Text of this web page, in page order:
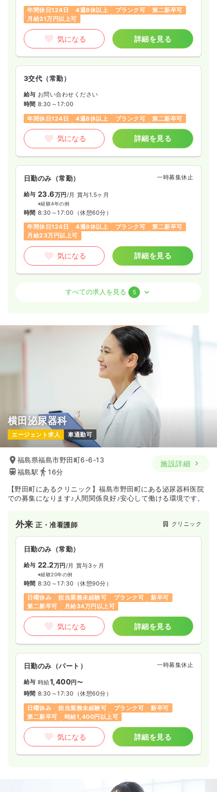
年間休日124日
4週8休以上 ブランク可
第二新卒可
月給31万円以上可
気になる 詳細を見る
3交代（常勤）
給与 お問い合わせください
時間 8:30～17:00
年間休日124日
4週8休以上 ブランク可 第二新卒可
気になる 詳細を見る
日勤のみ（常勤） 一時募集休止
給与 23.6万円 /月 賞与1.5ヶ月
※経験4年の例
時間 8:30～17:00 （休憩60分）
年間休日124日
4週8休以上 ブランク可
第二新卒可
月給23万円以上可
気になる 詳細を見る
正・准看護師
給与 賞与1.5ヶ月
（休憩60分）
年間休日124日
担当業務未経験可
月給30万円以上可
詳細を見る
外来正看護師
日勤のみ（常勤） 一時募集休止
給与 23.6万円 /月 賞与1.5ヶ月
※経験4年の例
年間休日124日
4週8休以上
ブランク可
気になる 詳細を見る
2交代（常勤）
給与 27.3〜31.3 万円/月 賞与2.5ヶ月
時間 8:30～17:00（休憩60分）
月給31万円以上可
気になる 詳細を見る
日勤のみ（パート）
給与 1,300
時間 8:30～17:00（休憩60分）
気になる 詳細を見る
すべての求人を見る 5
横田泌尿器科
エージェント求人 車通勤可
福島県福島市野田町6-6-13
福島駅
16分
施設詳細
【野田町にあるクリニック】福島市野田町にある泌尿器科医院
での募集になります♪人間関係良好♪安心して働ける環境です。
外来正・准看護師 クリニック
日勤のみ（常勤）
給与 22.2万円 /月 賞与3ヶ月
※経験20年の例
時間 8:30～17:30 （休憩90分）
日曜休み
担当業務未経験可 ブランク可
新卒可
第二新卒可
月給34万円以上可
気になる 詳細を見る
日勤のみ（パート） 一時募集休止
給与 時給1,400円〜
時間 8:30～17:30 （休憩60分）
日曜休み
担当業務未経験可 ブランク可
新卒可
第二新卒可
時給1,400円以上可
気になる 詳細を見る